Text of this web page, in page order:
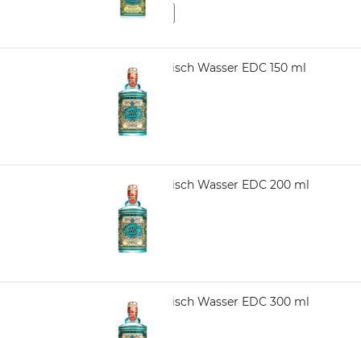
4711 Echt Kölnisch Wasser EDC 150 ml
1.090,00
4711 Echt Kölnisch Wasser EDC 200 ml
1.250,00
4711 Echt Kölnisch Wasser EDC 300 ml